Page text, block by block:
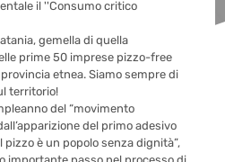
gemella di quella
prime 50 imprese pizzo-free
etnea. Siamo sempre di
territorio!
del “movimento
del primo adesivo
pizzo è un popolo senza dignità”,